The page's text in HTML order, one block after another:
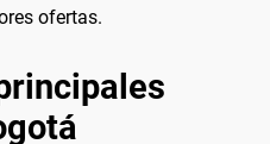
ofertas.